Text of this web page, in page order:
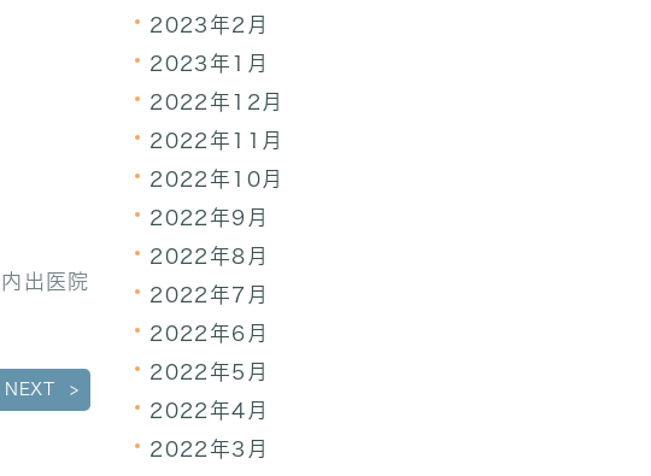
内出医院
NEXT
2023年2月
2023年1月
2022年12月
2022年11月
2022年10月
2022年9月
2022年8月
2022年7月
2022年6月
2022年5月
2022年4月
2022年3月